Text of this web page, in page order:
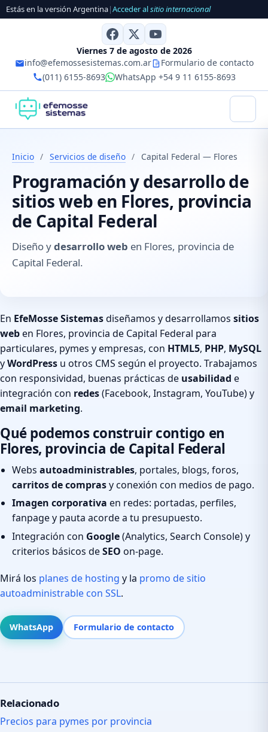
Estás en la versión Argentina|Acceder alsitio internacional
Viernes 7 de agosto de 2026
info@efemossesistemas.com.ar
Formulario de contacto
(011) 6155-8693
WhatsApp +54 9 11 6155-8693
Inicio / Servicios de diseño / Capital Federal — Flores
Programación y desarrollo de
sitios web en Flores, provincia
de Capital Federal
Diseño ydesarrollo web en Flores, provincia de
Capital Federal.
En EfeMosse Sistemasdiseñamos y desarrollamos sitios
weben Flores, provincia de Capital Federal para
particulares, pymes y empresas, con HTML5, PHP, MySQL
yWordPress u otros CMS según el proyecto. Trabajamos
con responsividad, buenas prácticas de usabilidad e
integración con redes(Facebook, Instagram, YouTube) y
email marketing.
Qué podemos construir contigo en
Flores, provincia de Capital Federal
Webs autoadministrables, portales, blogs, foros,
carritos de comprasy conexión con medios de pago.
Imagen corporativa en redes: portadas, perfiles,
fanpage y pauta acorde a tu presupuesto.
Integración con Google(Analytics, Search Console) y
criterios básicos deSEO on-page.
Mirá los planes de hosting y la promo de sitio
autoadministrable con SSL.
WhatsApp Formulario de contacto
Relacionado
Precios para pymes por provincia